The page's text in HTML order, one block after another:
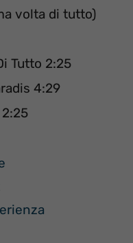
volta di tutto)
Tutto 2:25
4:29